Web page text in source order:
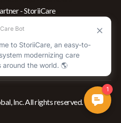
Inc. All rights reserved.